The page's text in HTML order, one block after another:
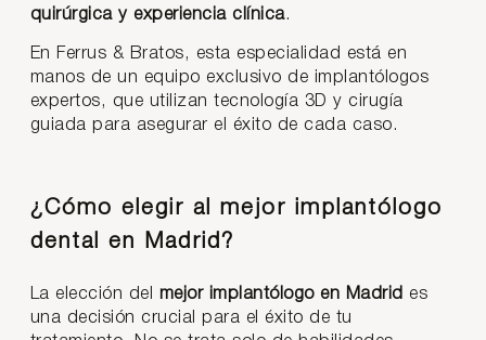
quirúrgica y experiencia clínica.
En Ferrus & Bratos, esta especialidad está en
manos de un equipo exclusivo de implantólogos
expertos, que utilizan tecnología 3D y cirugía
guiada para asegurar el éxito de cada caso.
¿Cómo elegir al mejor implantólogo
dental en Madrid?
La elección del mejor implantólogo en Madrid es
una decisión crucial para el éxito de tu